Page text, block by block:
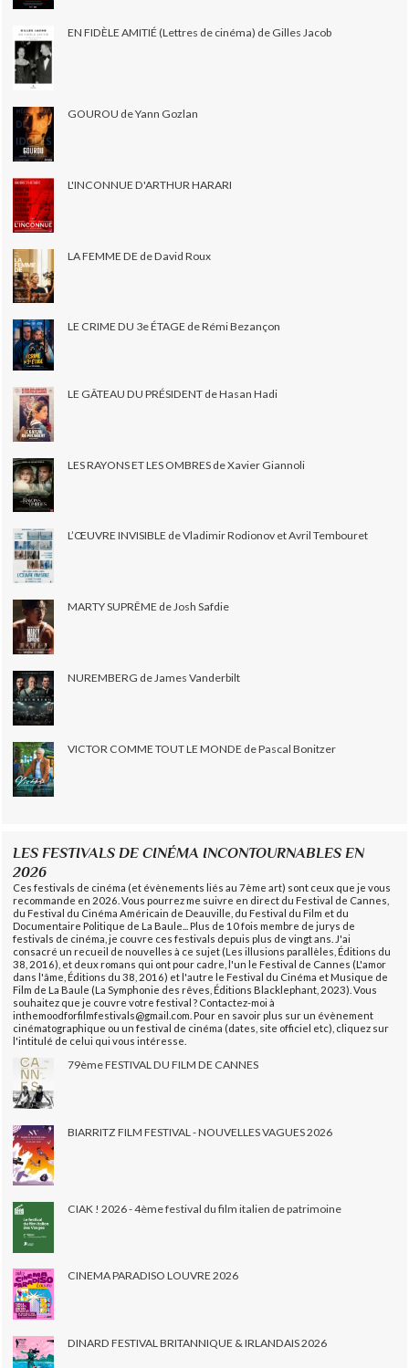
EN FIDÈLE AMITIÉ (Lettres de cinéma) de Gilles Jacob
GOUROU de Yann Gozlan
L'INCONNUE D'ARTHUR HARARI
LA FEMME DE de David Roux
LE CRIME DU 3e ÉTAGE de Rémi Bezançon
LE GÂTEAU DU PRÉSIDENT de Hasan Hadi
LES RAYONS ET LES OMBRES de Xavier Giannoli
L’ŒUVRE INVISIBLE de Vladimir Rodionov et Avril Tembouret
MARTY SUPRÊME de Josh Safdie
NUREMBERG de James Vanderbilt
VICTOR COMME TOUT LE MONDE de Pascal Bonitzer
LES FESTIVALS DE CINÉMA INCONTOURNABLES EN
2026
Ces festivals de cinéma (et évènements liés au 7ème art) sont ceux que je vous
recommande en 2026. Vous pourrez me suivre en direct du Festival de Cannes,
du Festival du Cinéma Américain de Deauville, du Festival du Film et du
Documentaire Politique de La Baule... Plus de 10 fois membre de jurys de
festivals de cinéma, je couvre ces festivals depuis plus de vingt ans. J'ai
consacré un recueil de nouvelles à ce sujet (Les illusions parallèles, Éditions du
38, 2016), et deux romans qui ont pour cadre, l'un le Festival de Cannes (L'amor
dans l'âme, Éditions du 38, 2016) et l'autre le Festival du Cinéma et Musique de
Film de La Baule (La Symphonie des rêves, Éditions Blacklephant, 2023). Vous
souhaitez que je couvre votre festival ? Contactez-moi à
inthemoodforfilmfestivals@gmail.com. Pour en savoir plus sur un évènement
cinématographique ou un festival de cinéma (dates, site officiel etc), cliquez sur
l'intitulé de celui qui vous intéresse.
79ème FESTIVAL DU FILM DE CANNES
BIARRITZ FILM FESTIVAL - NOUVELLES VAGUES 2026
CIAK ! 2026 - 4ème festival du film italien de patrimoine
CINEMA PARADISO LOUVRE 2026
DINARD FESTIVAL BRITANNIQUE & IRLANDAIS 2026